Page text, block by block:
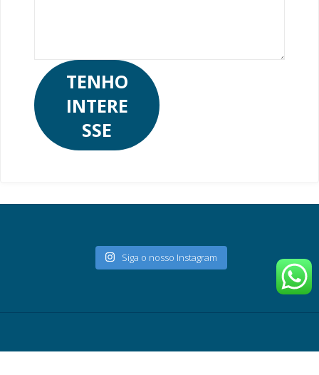
TENHO
INTERE
SSE
Siga o nosso Instagram
©2022 Marjorie Mendes Produções e Eventos Corporativos